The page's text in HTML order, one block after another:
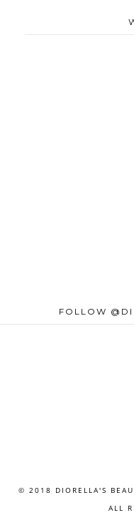
FOLLOW
© 2018 DIORELLA'S
ALL